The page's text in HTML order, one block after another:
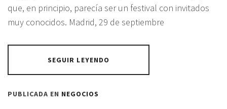
que, en principio, parecía ser un festival con invitados
muy conocidos. Madrid, 29 de septiembre
SEGUIR LEYENDO
PUBLICADA EN NEGOCIOS